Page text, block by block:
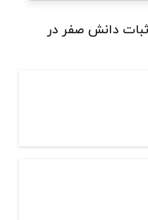
اثبات دانش صفر در